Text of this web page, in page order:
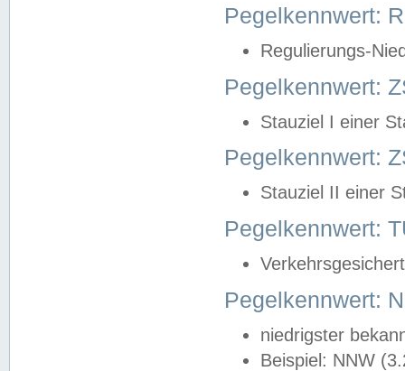
Pegelkennwert:
Regulierungs-
Pegelkennwert:
Stauziel I einer
Pegelkennwert:
Stauziel II einer
Pegelkennwert:
Pegelkennwert:
niedrigster
Beispiel: NNW